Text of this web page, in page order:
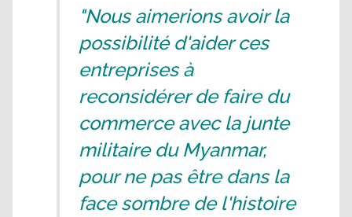
"Nous aimerions avoir la
possibilité d'aider ces
entreprises à
reconsidérer de faire du
commerce avec la junte
militaire du Myanmar,
pour ne pas être dans la
face sombre de l'histoire